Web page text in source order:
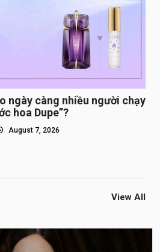
ngày càng nhiều người chạy
hoa Dupe”?
August 7, 2026
View All